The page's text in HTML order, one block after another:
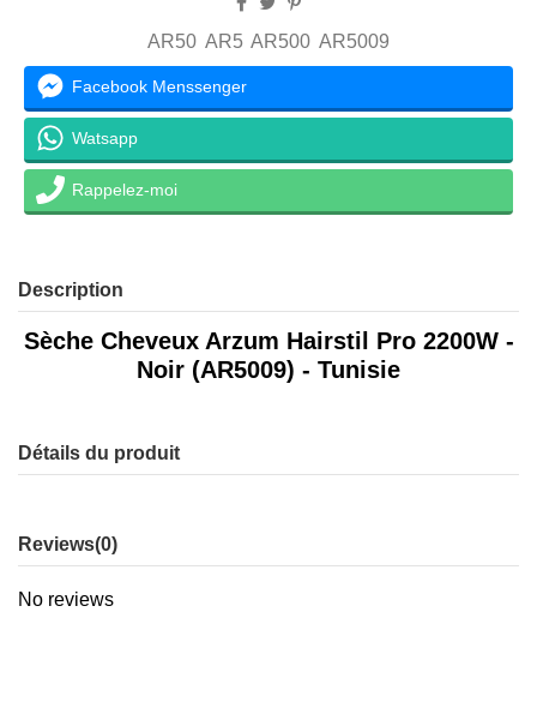
AR50 AR5 AR500 AR5009
Facebook Menssenger
Watsapp
Rappelez-moi
Description
Sèche Cheveux Arzum Hairstil Pro 2200W -
Noir (AR5009) - Tunisie
Détails du produit
Reviews(0)
No reviews